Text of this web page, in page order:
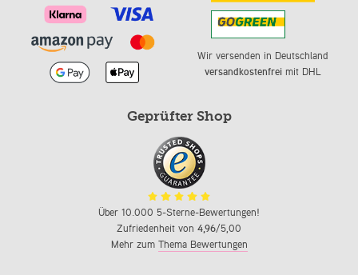
Wir versenden in Deutschland
versandkostenfreimit DHL
Geprüfter Shop
Über 10.000 5-Sterne-Bewertungen!
Zufriedenheit von 4,96/5,00
Mehr zum Thema Bewertungen